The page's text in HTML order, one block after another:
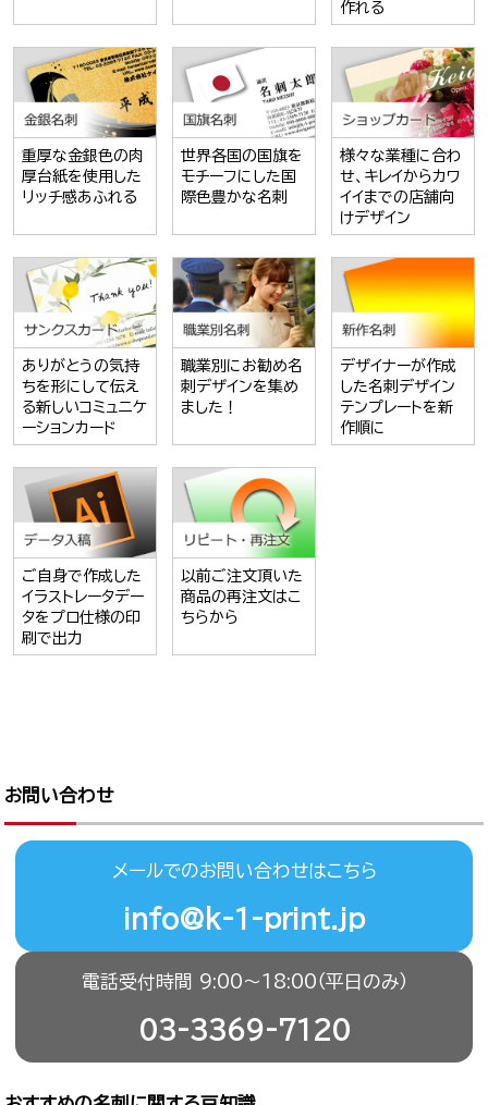
作れる
重厚な金銀色の肉
厚台紙を使用した
リッチ感あふれる
世界各国の国旗を
モチーフにした国
際色豊かな名刺
様々な業種に合わ
せ、キレイからカワ
イイまでの店舗向
けデザイン
ありがとうの気持
ちを形にして伝え
る新しいコミュニケ
ーションカード
職業別にお勧め名
刺デザインを集め
ました！
デザイナーが作成
した名刺デザイン
テンプレートを新
作順に
ご自身で作成した
イラストレータデー
タをプロ仕様の印
刷で出力
以前ご注文頂いた
商品の再注文はこ
ちらから
お問い合わせ
メールでのお問い合わせはこちら
info@k-1-print.jp
電話受付時間 9:00〜18:00（平日のみ）
03-3369-7120